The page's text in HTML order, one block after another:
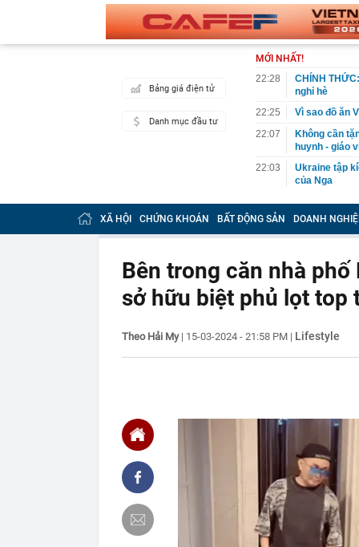
Bảng giá điện tử
Danh mục đầu tư
MỚI NHẤT!
22:28
CHÍNH
nghỉ hè
22:25
Vì sao đồ ăn
22:07
Không cần
huynh - giáo
22:03
Ukraine tập
của Nga
22:02
Nam NSND,
vợ thiếu tá
21:51
Một ô tô biển
21:37
Tổng thống
21:35
Du khách
nghiện rất
4 món ăn
38 lần táo:
xe khách
Su-57 ẩn
vãng
20:52
Cô gái vô
20:46
Nhà nước
20:45
Một 'vua pin'
2028, phục
XÃ HỘI CHỨNG KHOÁN BẤT ĐỘNG SẢN DOANH
Bên trong căn nhà
sở hữu biệt phủ lọt top
Theo Hải My| 15-03-2024 - 21:58 PM | Lifestyle